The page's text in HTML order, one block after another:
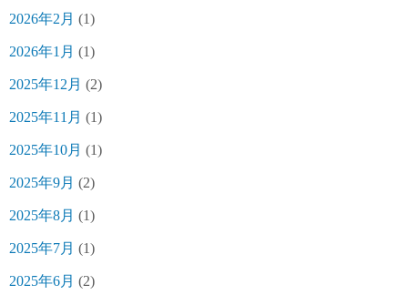
2026年2月 (1)
2026年1月 (1)
2025年12月 (2)
2025年11月 (1)
2025年10月 (1)
2025年9月 (2)
2025年8月 (1)
2025年7月 (1)
2025年6月 (2)